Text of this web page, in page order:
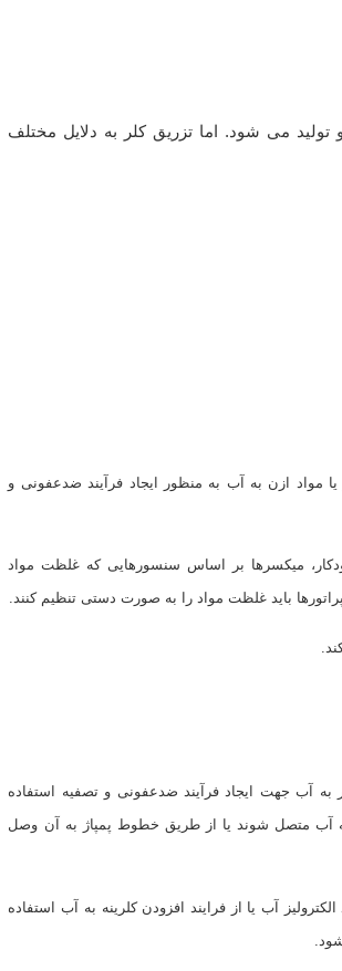
می شود. اما تزریق کلر به دلایل مختلف
مواد ازن به آب به منظور ایجاد فرآیند ضدعفونی و
میکسرها بر اساس سنسورهایی که غلظت مواد
باید غلظت مواد را به صورت دستی تنظیم کنند.
به آب جهت ایجاد فرآیند ضدعفونی و تصفیه استفاده
آب متصل شوند یا از طریق خطوط پمپاژ به آن وصل
آب یا از فرایند افزودن کلرینه به آب استفاده